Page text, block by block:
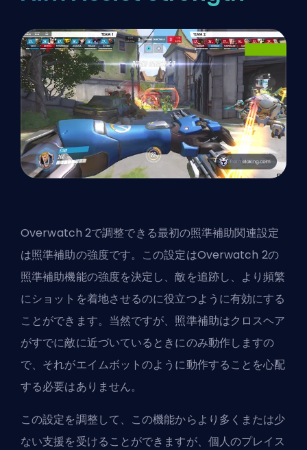
Overwatch 2で調整できる最初の照準補助関連設定
は照準補助の強度です。この設定はOverwatch 2の
照準補助機能の強度を決定し、敵を追跡し、より頻繁
にショットを着地させるのに役立つように有効にする
ことができます。当然ですが、照準補助はクロスヘア
がすでに敵に近づいているときにのみ動作しますの
で、それがエイムボットのように動作することを心配
する必要はありません。
この設定を調整して、この機能からより多くまたは少
ない支援を受けることができますが、個人のプレイス